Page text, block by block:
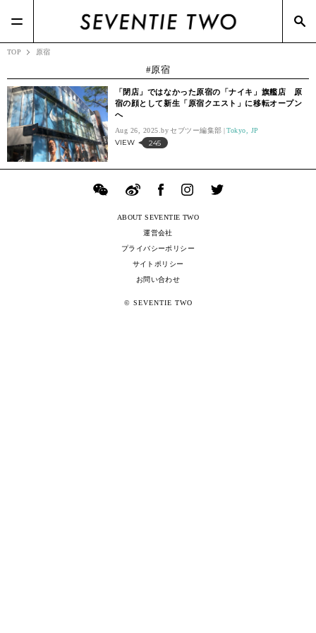
#ポップアップ(3)
#Zoff(19) #メガネスーパー(2)
TOP 原宿
原宿
「閉店」ではなかった原宿の「ナイキ」旗艦店 原
宿の顔として新生「原宿クエスト」に移転オープン
へ
Aug 26, 2025. セブツー編集部 Tokyo, JP
VIEW 245
ABOUT SEVENTIE TWO
運営会社
プライバシーポリシー
サイトポリシー
お問い合わせ
© SEVENTIE TWO